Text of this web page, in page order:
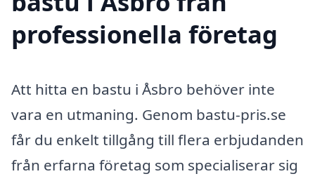
professionella företag
Att hitta en bastu i Åsbro behöver inte
vara en utmaning. Genom bastu-pris.se
får du enkelt tillgång till flera erbjudanden
från erfarna företag som specialiserar sig